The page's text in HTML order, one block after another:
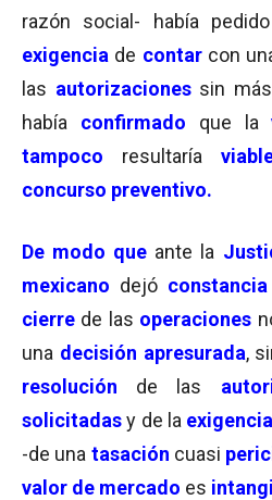
razón social- había pedido
exigencia de contar con
las autorizaciones sin más
había confirmado que la
tampoco
resultaría
concurso preventivo.
De modo que ante la
mexicano dejó constancia
cierre de las operaciones
una decisión apresurada,
resolución
de las
solicitadasy de la exigencia
-de una tasación cuasi
valor de mercado es